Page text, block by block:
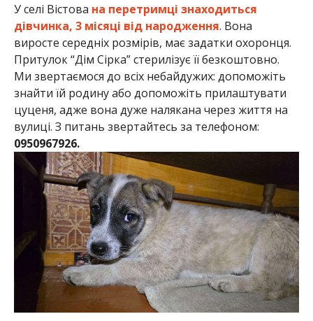
У селі Вістова на перетримці знаходиться
дівчинка, 3 місяці від народження. Вона
виросте середніх розмірів, має задатки охоронця.
Притулок “Дім Сірка” стерилізує її безкоштовно.
Ми звертаємося до всіх небайдужих: допоможіть
знайти їй родину або допоможіть прилаштувати
цуценя, адже вона дуже налякана через життя на
вулиці. З питань звертайтесь за телефоном:
0950967926.